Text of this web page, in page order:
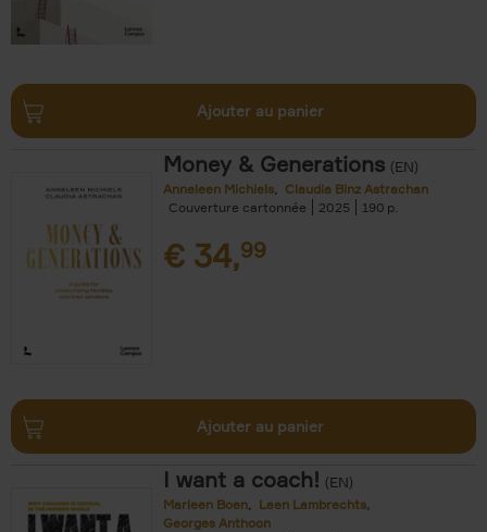
Ajouter au panier
Money & Generations (EN)
Anneleen Michiels
Claudia Binz Astrachan
Couverture cartonnée
2025 190
€ 34,99
Ajouter au panier
I want a coach! (EN)
Marleen Boen
Leen Lambrechts
Georges Anthoon